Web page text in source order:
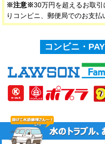
※注意※30万円を超えるお取
りコンビニ、郵便局でのお支払
コンビニ・